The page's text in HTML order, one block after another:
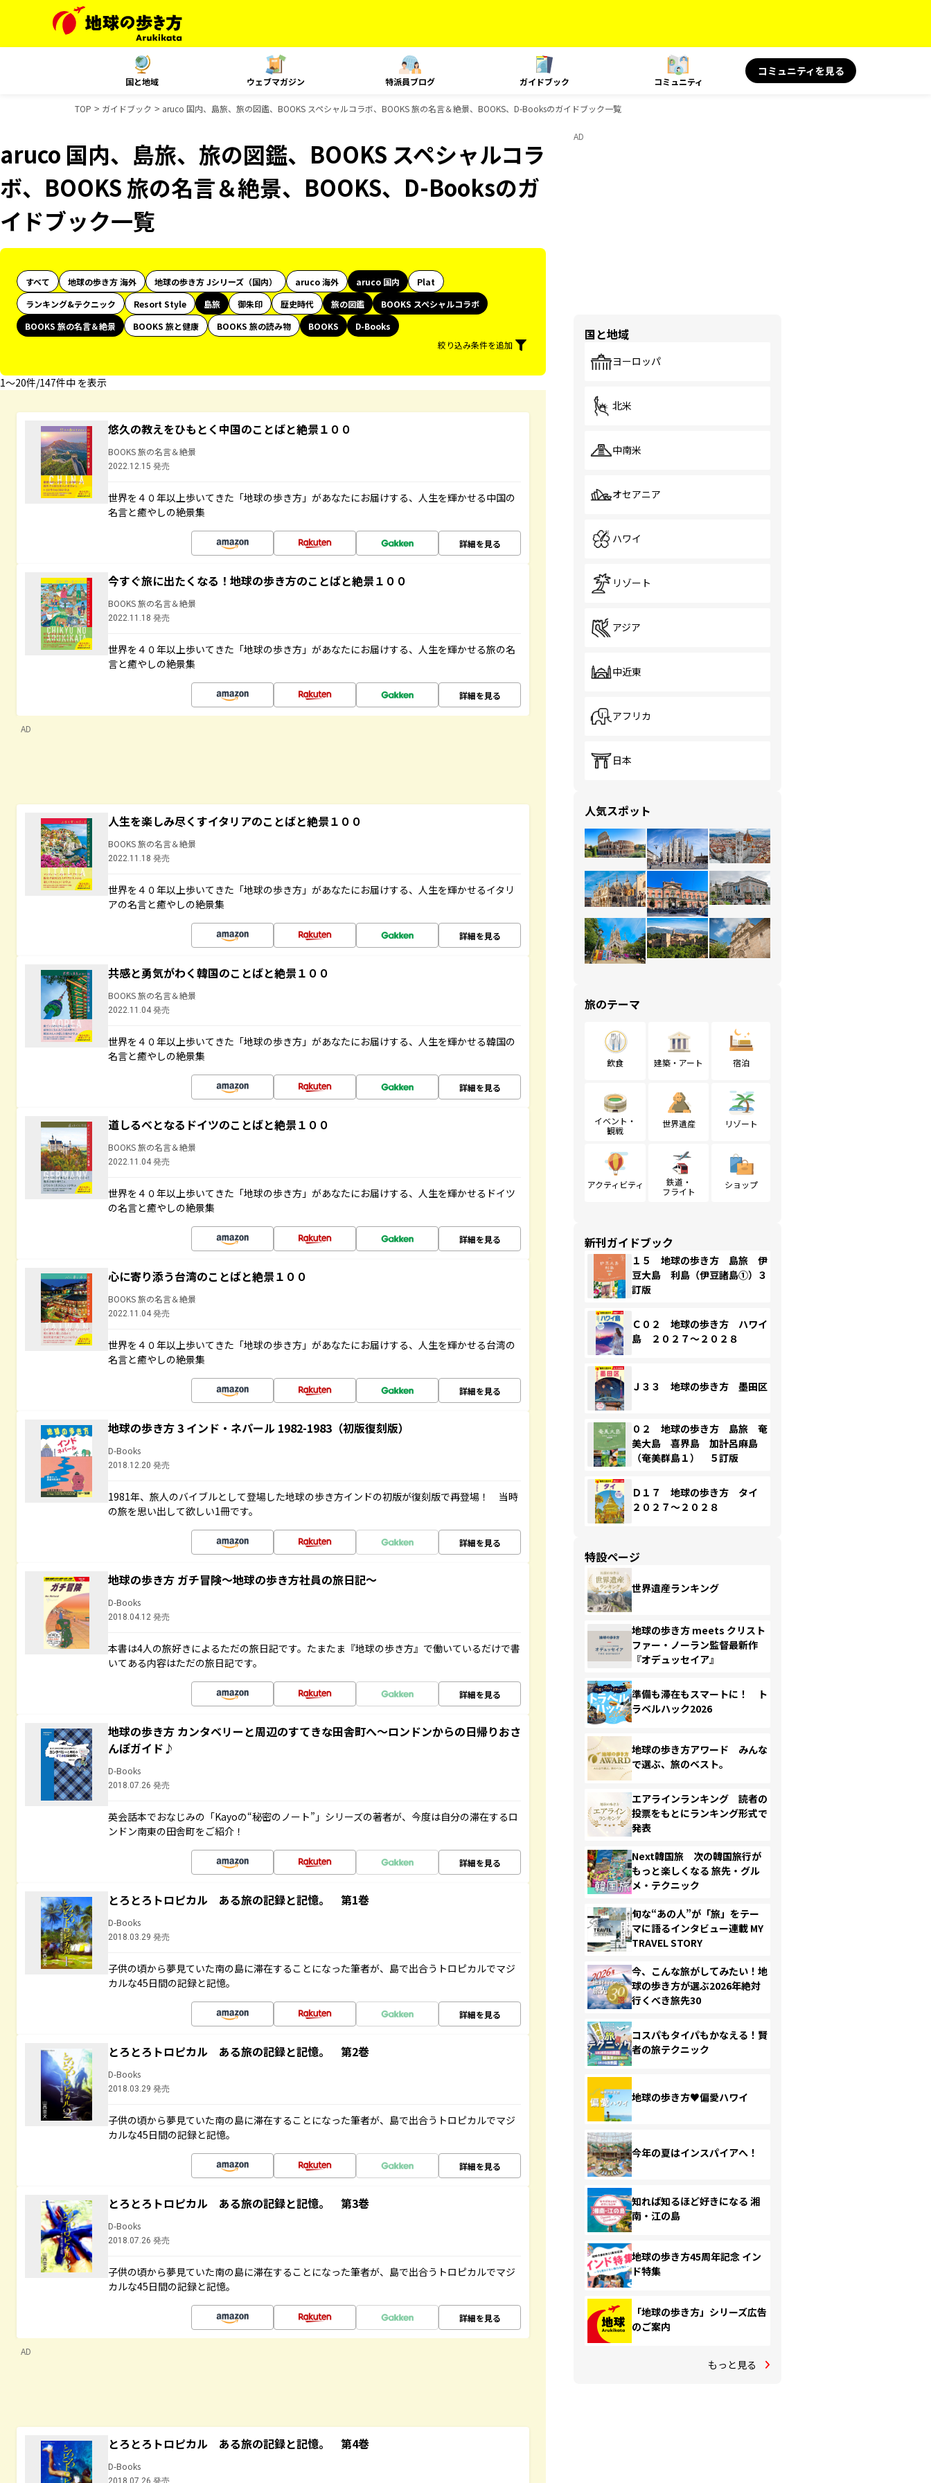
国と地域 ウェブマガジン 特派員ブログ ガイドブック コミュニティ
コミュニティを見る
TOP ガイドブック aruco 国内、島旅、旅の図鑑、BOOKS スペシャルコラボ、BOOKS 旅の名言＆絶景、BOOKS、D-Booksのガイドブック一覧
aruco 国内、島旅、旅の図鑑、BOOKS スペシャルコラ
ボ、BOOKS 旅の名言＆絶景、BOOKS、D-Booksのガ
イドブック一覧
すべて 地球の歩き方 海外 地球の歩き方 Jシリーズ（国内） aruco 海外 aruco 国内
Plat
ランキング&テクニック
Resort Style 島旅 御朱印 歴史時代 旅の図鑑
BOOKS スペシャルコラボ
BOOKS 旅の名言＆絶景
BOOKS 旅と健康 BOOKS 旅の読み物 BOOKS
D-Books
絞り込み条件を追加
1〜20件/147件中 を表示
悠久の教えをひもとく中国のことばと絶景１００
BOOKS 旅の名言＆絶景
2022.12.15 発売
世界を４０年以上歩いてきた「地球の歩き方」があなたにお届けする、人生を輝かせる中国の
名言と癒やしの絶景集
詳細を見る
今すぐ旅に出たくなる！地球の歩き方のことばと絶景１００
BOOKS 旅の名言＆絶景
2022.11.18 発売
世界を４０年以上歩いてきた「地球の歩き方」があなたにお届けする、人生を輝かせる旅の名
言と癒やしの絶景集
詳細を見る
AD
人生を楽しみ尽くすイタリアのことばと絶景１００
BOOKS 旅の名言＆絶景
2022.11.18 発売
世界を４０年以上歩いてきた「地球の歩き方」があなたにお届けする、人生を輝かせるイタリ
アの名言と癒やしの絶景集
詳細を見る
共感と勇気がわく韓国のことばと絶景１００
BOOKS 旅の名言＆絶景
2022.11.04 発売
世界を４０年以上歩いてきた「地球の歩き方」があなたにお届けする、人生を輝かせる韓国の
名言と癒やしの絶景集
詳細を見る
道しるべとなるドイツのことばと絶景１００
BOOKS 旅の名言＆絶景
2022.11.04 発売
世界を４０年以上歩いてきた「地球の歩き方」があなたにお届けする、人生を輝かせるドイツ
の名言と癒やしの絶景集
詳細を見る
心に寄り添う台湾のことばと絶景１００
BOOKS 旅の名言＆絶景
2022.11.04 発売
世界を４０年以上歩いてきた「地球の歩き方」があなたにお届けする、人生を輝かせる台湾の
名言と癒やしの絶景集
詳細を見る
地球の歩き方 3 インド・ネパール 1982-1983（初版復刻版）
D-Books
2018.12.20 発売
1981年、旅人のバイブルとして登場した地球の歩き方インドの初版が復刻版で再登場！ 当時
の旅を思い出して欲しい1冊です。
詳細を見る
地球の歩き方 ガチ冒険～地球の歩き方社員の旅日記～
D-Books
2018.04.12 発売
本書は4人の旅好きによるただの旅日記です。たまたま『地球の歩き方』で働いているだけで書
いてある内容はただの旅日記です。
詳細を見る
地球の歩き方 カンタベリーと周辺のすてきな田舎町へ～ロンドンからの日帰りおさ
んぽガイド♪
D-Books
2018.07.26 発売
英会話本でおなじみの「Kayoの“秘密のノート”」シリーズの著者が、今度は自分の滞在するロ
ンドン南東の田舎町をご紹介！
詳細を見る
とろとろトロピカル ある旅の記録と記憶。 第1巻
D-Books
2018.03.29 発売
子供の頃から夢見ていた南の島に滞在することになった筆者が、島で出合うトロピカルでマジ
カルな45日間の記録と記憶。
詳細を見る
とろとろトロピカル ある旅の記録と記憶。 第2巻
D-Books
2018.03.29 発売
子供の頃から夢見ていた南の島に滞在することになった筆者が、島で出合うトロピカルでマジ
カルな45日間の記録と記憶。
詳細を見る
とろとろトロピカル ある旅の記録と記憶。 第3巻
D-Books
2018.07.26 発売
子供の頃から夢見ていた南の島に滞在することになった筆者が、島で出合うトロピカルでマジ
カルな45日間の記録と記憶。
詳細を見る
AD
とろとろトロピカル ある旅の記録と記憶。 第4巻
D-Books
2018.07.26 発売
AD
国と地域
ヨーロッパ
北米
中南米
オセアニア
ハワイ
リゾート
アジア
中近東
アフリカ
日本
人気スポット
旅のテーマ
飲食 建築・アート 宿泊
イベント・
観戦
世界遺産 リゾート
アクティビティ
鉄道・
フライト
ショップ
新刊ガイドブック
１５ 地球の歩き方 島旅 伊
豆大島 利島（伊豆諸島①）３
訂版
Ｃ０２ 地球の歩き方 ハワイ
島 ２０２７～２０２８
Ｊ３３ 地球の歩き方 墨田区
０２ 地球の歩き方 島旅 奄
美大島 喜界島 加計呂麻島
（奄美群島１） ５訂版
Ｄ１７ 地球の歩き方 タイ
２０２７～２０２８
特設ページ
世界遺産ランキング
地球の歩き方 meets クリスト
ファー・ノーラン監督最新作
『オデュッセイア』
準備も滞在もスマートに！ ト
ラベルハック2026
地球の歩き方アワード みんな
で選ぶ、旅のベスト。
エアラインランキング 読者の
投票をもとにランキング形式で
発表
Next韓国旅 次の韓国旅行が
もっと楽しくなる 旅先・グル
メ・テクニック
旬な“あの人”が「旅」をテー
マに語るインタビュー連載 MY
TRAVEL STORY
今、こんな旅がしてみたい！地
球の歩き方が選ぶ2026年絶対
行くべき旅先30
コスパもタイパもかなえる！賢
者の旅テクニック
地球の歩き方♥偏愛ハワイ
今年の夏はインスパイアへ！
知れば知るほど好きになる 湘
南・江の島
地球の歩き方45周年記念 イン
ド特集
「地球の歩き方」シリーズ広告
のご案内
もっと見る